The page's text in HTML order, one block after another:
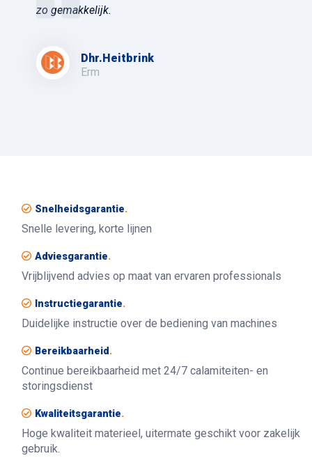
zo gemakkelijk.
Dhr.Heitbrink
Erm
Snelheidsgarantie.
Snelle levering, korte lijnen
Adviesgarantie.
Vrijblijvend advies op maat van ervaren professionals
Instructiegarantie.
Duidelijke instructie over de bediening van machines
Bereikbaarheid .
Continue bereikbaarheid met 24/7 calamiteiten- en
storingsdienst
Kwaliteitsgarantie.
Hoge kwaliteit materieel, uitermate geschikt voor zakelijk
gebruik.